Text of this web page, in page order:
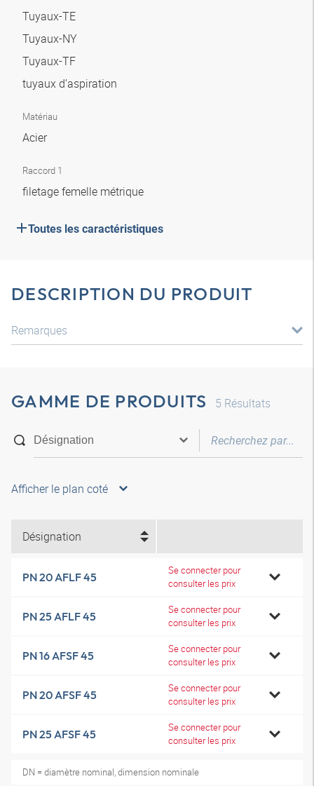
Tuyaux-TE
Tuyaux-NY
Tuyaux-TF
tuyaux d’aspiration
Matériau
Acier
Raccord 1
filetage femelle métrique
Toutes les caractéristiques
DESCRIPTION DU PRODUIT
Remarques
GAMME DE PRODUITS 5 Résultats
Afficher le plan coté
Désignation
PN 20 AFLF 45
Se connecter pour
consulter les prix
PN 25 AFLF 45
Se connecter pour
consulter les prix
PN 16 AFSF 45
Se connecter pour
consulter les prix
PN 20 AFSF 45
Se connecter pour
consulter les prix
PN 25 AFSF 45
Se connecter pour
consulter les prix
DN = diamètre nominal, dimension nominale